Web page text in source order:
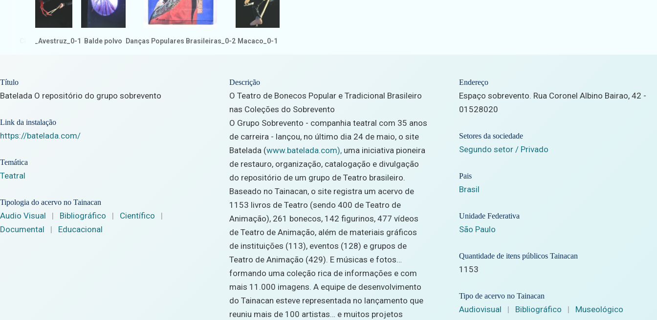
CB_-_Avestruz_0-1 Balde polvo Danças Populares Brasileiras_0-2 Macaco_0-1
Título
Batelada O repositório do grupo sobrevento
Link da instalação
https://batelada.com/
Temática
Teatral
Tipologia do acervo no Tainacan
Audio Visual | Bibliográfico | Científico
|
Documental
| Educacional
Descrição
O Teatro de Bonecos Popular e Tradicional Brasileiro
nas Coleções do Sobrevento
O Grupo Sobrevento - companhia teatral com 35 anos
de carreira - lançou, no último dia 24 de maio, o site
Batelada (www.batelada.com), uma iniciativa pioneira
de restauro, organização, catalogação e divulgação
do repositório de um grupo de Teatro brasileiro.
Baseado no Tainacan, o site registra um acervo de
1153 livros de Teatro (sendo 400 de Teatro de
Animação), 261 bonecos, 142 figurinos, 477 vídeos
de Teatro de Animação, além de materiais gráficos
de instituições (113), eventos (128) e grupos de
Teatro de Animação (429). E músicas e fotos…
formando uma coleção rica de informações e com
mais 11.000 imagens. A equipe de desenvolvimento
do Tainacan esteve representada no lançamento que
reuniu mais de 100 artistas… e muitos projetos
Endereço
Espaço sobrevento. Rua Coronel Albino Bairao, 42 -
01528020
Setores da sociedade
Segundo setor / Privado
Pais
Brasil
Unidade Federativa
São Paulo
Quantidade de itens públicos Tainacan
1153
Tipo de acervo no Tainacan
Audiovisual | Bibliográfico | Museológico